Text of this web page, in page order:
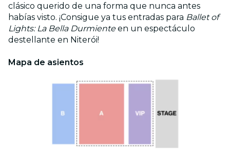
clásico querido de una forma que nunca antes
habías visto. ¡Consigue ya tus entradas para Ballet of
Lights: La Bella Durmienteen un espectáculo
destellante en Niterói!
Mapa de asientos